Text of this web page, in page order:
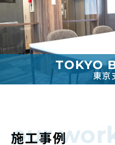
TOKYO
東京
our
施工事例